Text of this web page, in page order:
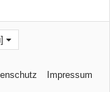
Impressum